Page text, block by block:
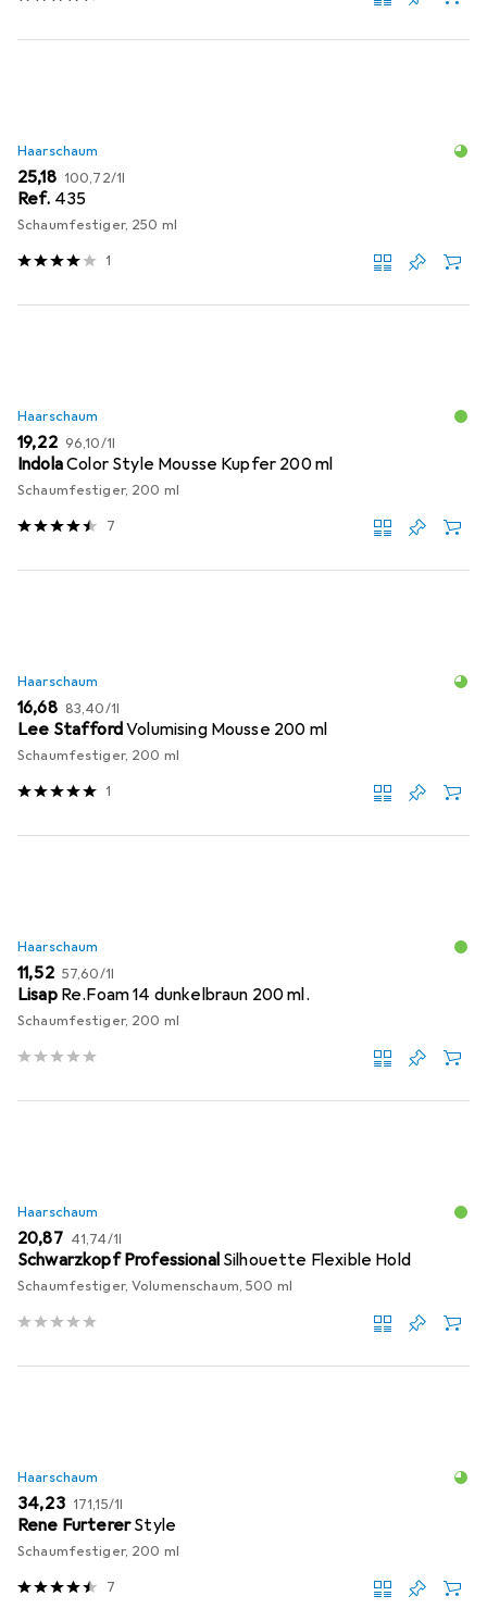
Haarschaum
EUR
25,18 EUR
100,72/1l
Ref. 435
Schaumfestiger, 250 ml
1
Haarschaum
EUR
19,22 EUR
96,10/1l
IndolaColor Style Mousse Kupfer 200 ml
Schaumfestiger, 200 ml
7
Haarschaum
EUR
16,68 EUR
83,40/1l
Lee StaffordVolumising Mousse 200 ml
Schaumfestiger, 200 ml
1
Haarschaum
EUR
11,52 EUR
57,60/1l
Lisap Re.Foam 14 dunkelbraun 200 ml.
Schaumfestiger, 200 ml
Haarschaum
EUR
20,87 EUR
41,74/1l
Schwarzkopf Professional Silhouette Flexible Hold
Schaumfestiger, Volumenschaum, 500 ml
Haarschaum
EUR
34,23 EUR
171,15/1l
Rene FurtererStyle
Schaumfestiger, 200 ml
7